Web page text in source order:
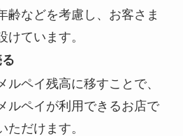
齢などを考慮し、お客さま
けています。
ルペイ残高に移すことで、
ルペイが利用できるお店で
ただけます。